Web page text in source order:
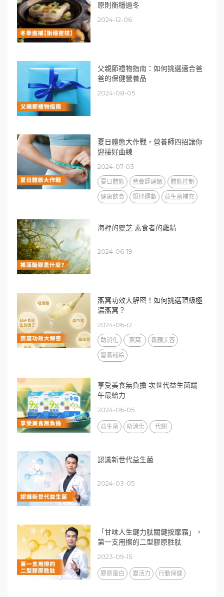
原則衡穩過冬
2024-12-06
父親節禮物指南：如何挑選適合爸
爸的保健營養品
2024-08-05
夏日體態大作戰，營養師四招讓你
迎接好曲線
2024-07-03
夏日體態 營養師建議
體態控制
健康飲食
規律運動 益生菌補充
海裡的靈芝 素食者的雞精
2024-06-19
燕窩功效大解密！如何挑選頂級極
濃燕窩？
2024-06-12
助消化 燕窩
養顏美容
營養補給
享受美食無負擔 次世代益生菌端
午最給力
2024-06-05
益生菌 助消化 代謝
認識新世代益生菌
2024-03-05
「甘味人生鍵力肽關鍵按摩霜」，
第一支用擦的二型膠原胜肽
2023-09-15
膠原蛋白 靈活力 行動保健